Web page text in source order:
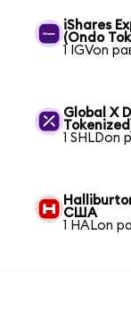
iShares
(Ondo
1 IGVon
Global X
1 SHLDon
США
1 HALon